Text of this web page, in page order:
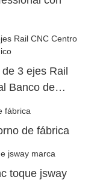
3 ejes Rail
Banco de
de fábrica
toque jsway